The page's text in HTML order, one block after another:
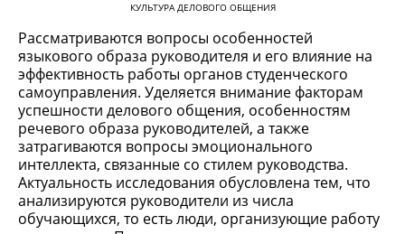
КУЛЬТУРА ДЕЛОВОГО ОБЩЕНИЯ
Рассматриваются вопросы особенностей
языкового образа руководителя и его влияние на
эффективность работы органов студенческого
самоуправления. Уделяется внимание факторам
успешности делового общения, особенностям
речевого образа руководителей, а также
затрагиваются вопросы эмоционального
интеллекта, связанные со стилем руководства.
Актуальность исследования обусловлена тем, что
анализируются руководители из числа
обучающихся, то есть люди, организующие работу